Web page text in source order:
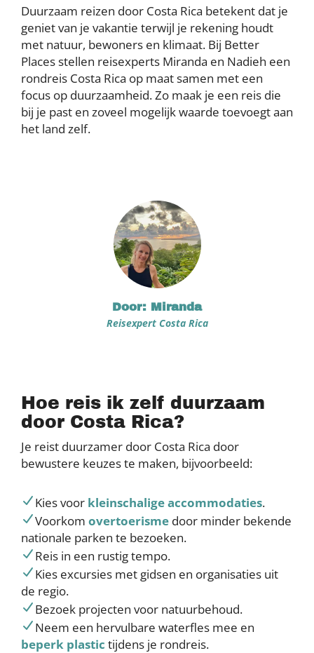
Duurzaam reizen door Costa Rica betekent dat je
geniet van je vakantie terwijl je rekening houdt
met natuur, bewoners en klimaat. Bij Better
Places stellen reisexperts Miranda en Nadieh een
rondreis Costa Rica op maat samen met een
focus op duurzaamheid. Zo maak je een reis die
bij je past en zoveel mogelijk waarde toevoegt aan
het land zelf.
Door: Miranda
Reisexpert Costa Rica
Hoe reis ik zelf duurzaam
door Costa Rica?
Je reist duurzamer door Costa Rica door
bewustere keuzes te maken, bijvoorbeeld:
Kies voor kleinschalige accommodaties.
Voorkom overtoerisme door minder bekende
nationale parken te bezoeken.
Reis in een rustig tempo.
Kies excursies met gidsen en organisaties uit
de regio.
Bezoek projecten voor natuurbehoud.
Neem een hervulbare waterfles mee en
beperk plastic tijdens je rondreis.